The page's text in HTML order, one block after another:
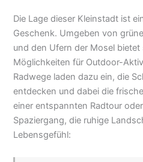
Die Lage dieser Kleinstadt ist
Geschenk. Umgeben von
und den Ufern der Mosel bietet
Möglichkeiten für Outdoor-
Radwege laden dazu ein, die
entdecken und dabei die
einer entspannten Radtour
Spaziergang, die ruhige
Lebensgefühl: